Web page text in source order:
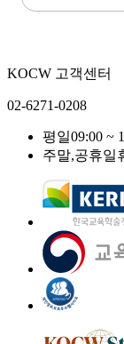
KOCW 고객센터
02-6271-0208
평일09:00 ~
주말,공휴일